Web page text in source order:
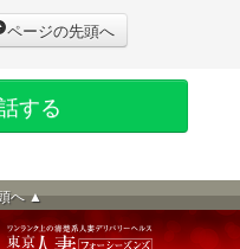
ページの先頭へ
する
へ ▲